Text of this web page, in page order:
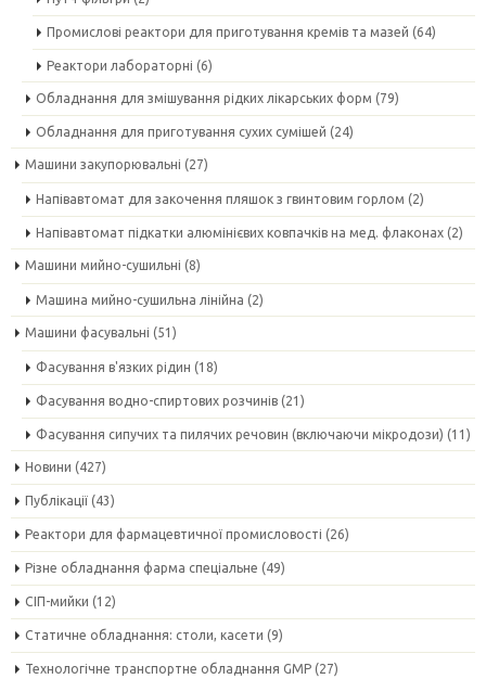
Промислові реактори для приготування кремів та мазей (64)
Реактори лабораторні (6)
Обладнання для змішування рідких лікарських форм (79)
Обладнання для приготування сухих сумішей (24)
Машини закупорювальні (27)
Напівавтомат для закочення пляшок з гвинтовим горлом (2)
Напівавтомат підкатки алюмінієвих ковпачків на мед. флаконах (2)
Машини мийно-сушильні (8)
Машина мийно-сушильна лінійна (2)
Машини фасувальні (51)
Фасування в'язких рідин (18)
Фасування водно-спиртових розчинів (21)
Фасування сипучих та пилячих речовин (включаючи мікродози) (11)
Новини (427)
Публікації (43)
Реактори для фармацевтичної промисловості (26)
Різне обладнання фарма спеціальне (49)
СІП-мийки (12)
Статичне обладнання: столи, касети (9)
Технологічне транспортне обладнання GMP (27)